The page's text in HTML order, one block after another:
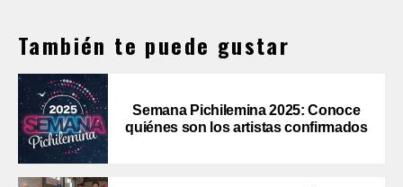
También te puede gustar
Semana Pichilemina 2025: Conoce
quiénes son los artistas confirmados